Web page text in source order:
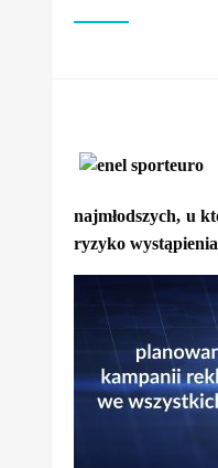
najmłodszych, u
ryzyko